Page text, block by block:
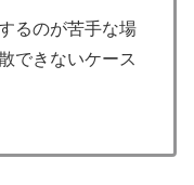
るのが苦手な場
できないケース